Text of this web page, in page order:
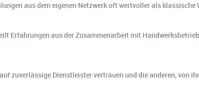
aus dem eigenen Netzwerk oft wertvoller als
Erfahrungen aus der Zusammenarbeit mit
zuverlässige Dienstleister vertrauen und die anderen, von